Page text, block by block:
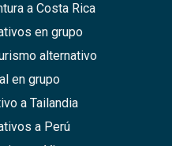
a Costa Rica
en grupo
alternativo
en grupo
a Tailandia
a Perú